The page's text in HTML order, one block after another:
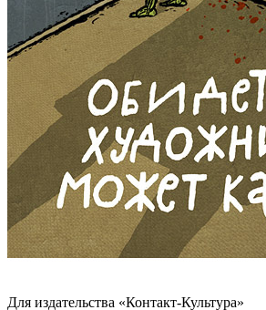
Для издательства «Контакт-Культура»